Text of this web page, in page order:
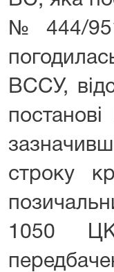
№444/
ВССУ,
строку
1050 ЦК